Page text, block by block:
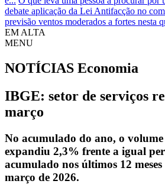
debate aplicação da Lei Antifacção no
previsão ventos moderados a fortes nesta
EM ALTA
MENU
NOTÍCIAS Economia
IBGE: setor de serviços
março
No acumulado do ano, o volume
expandiu 2,3% frente a igual
acumulado nos últimos 12
março de 2026.